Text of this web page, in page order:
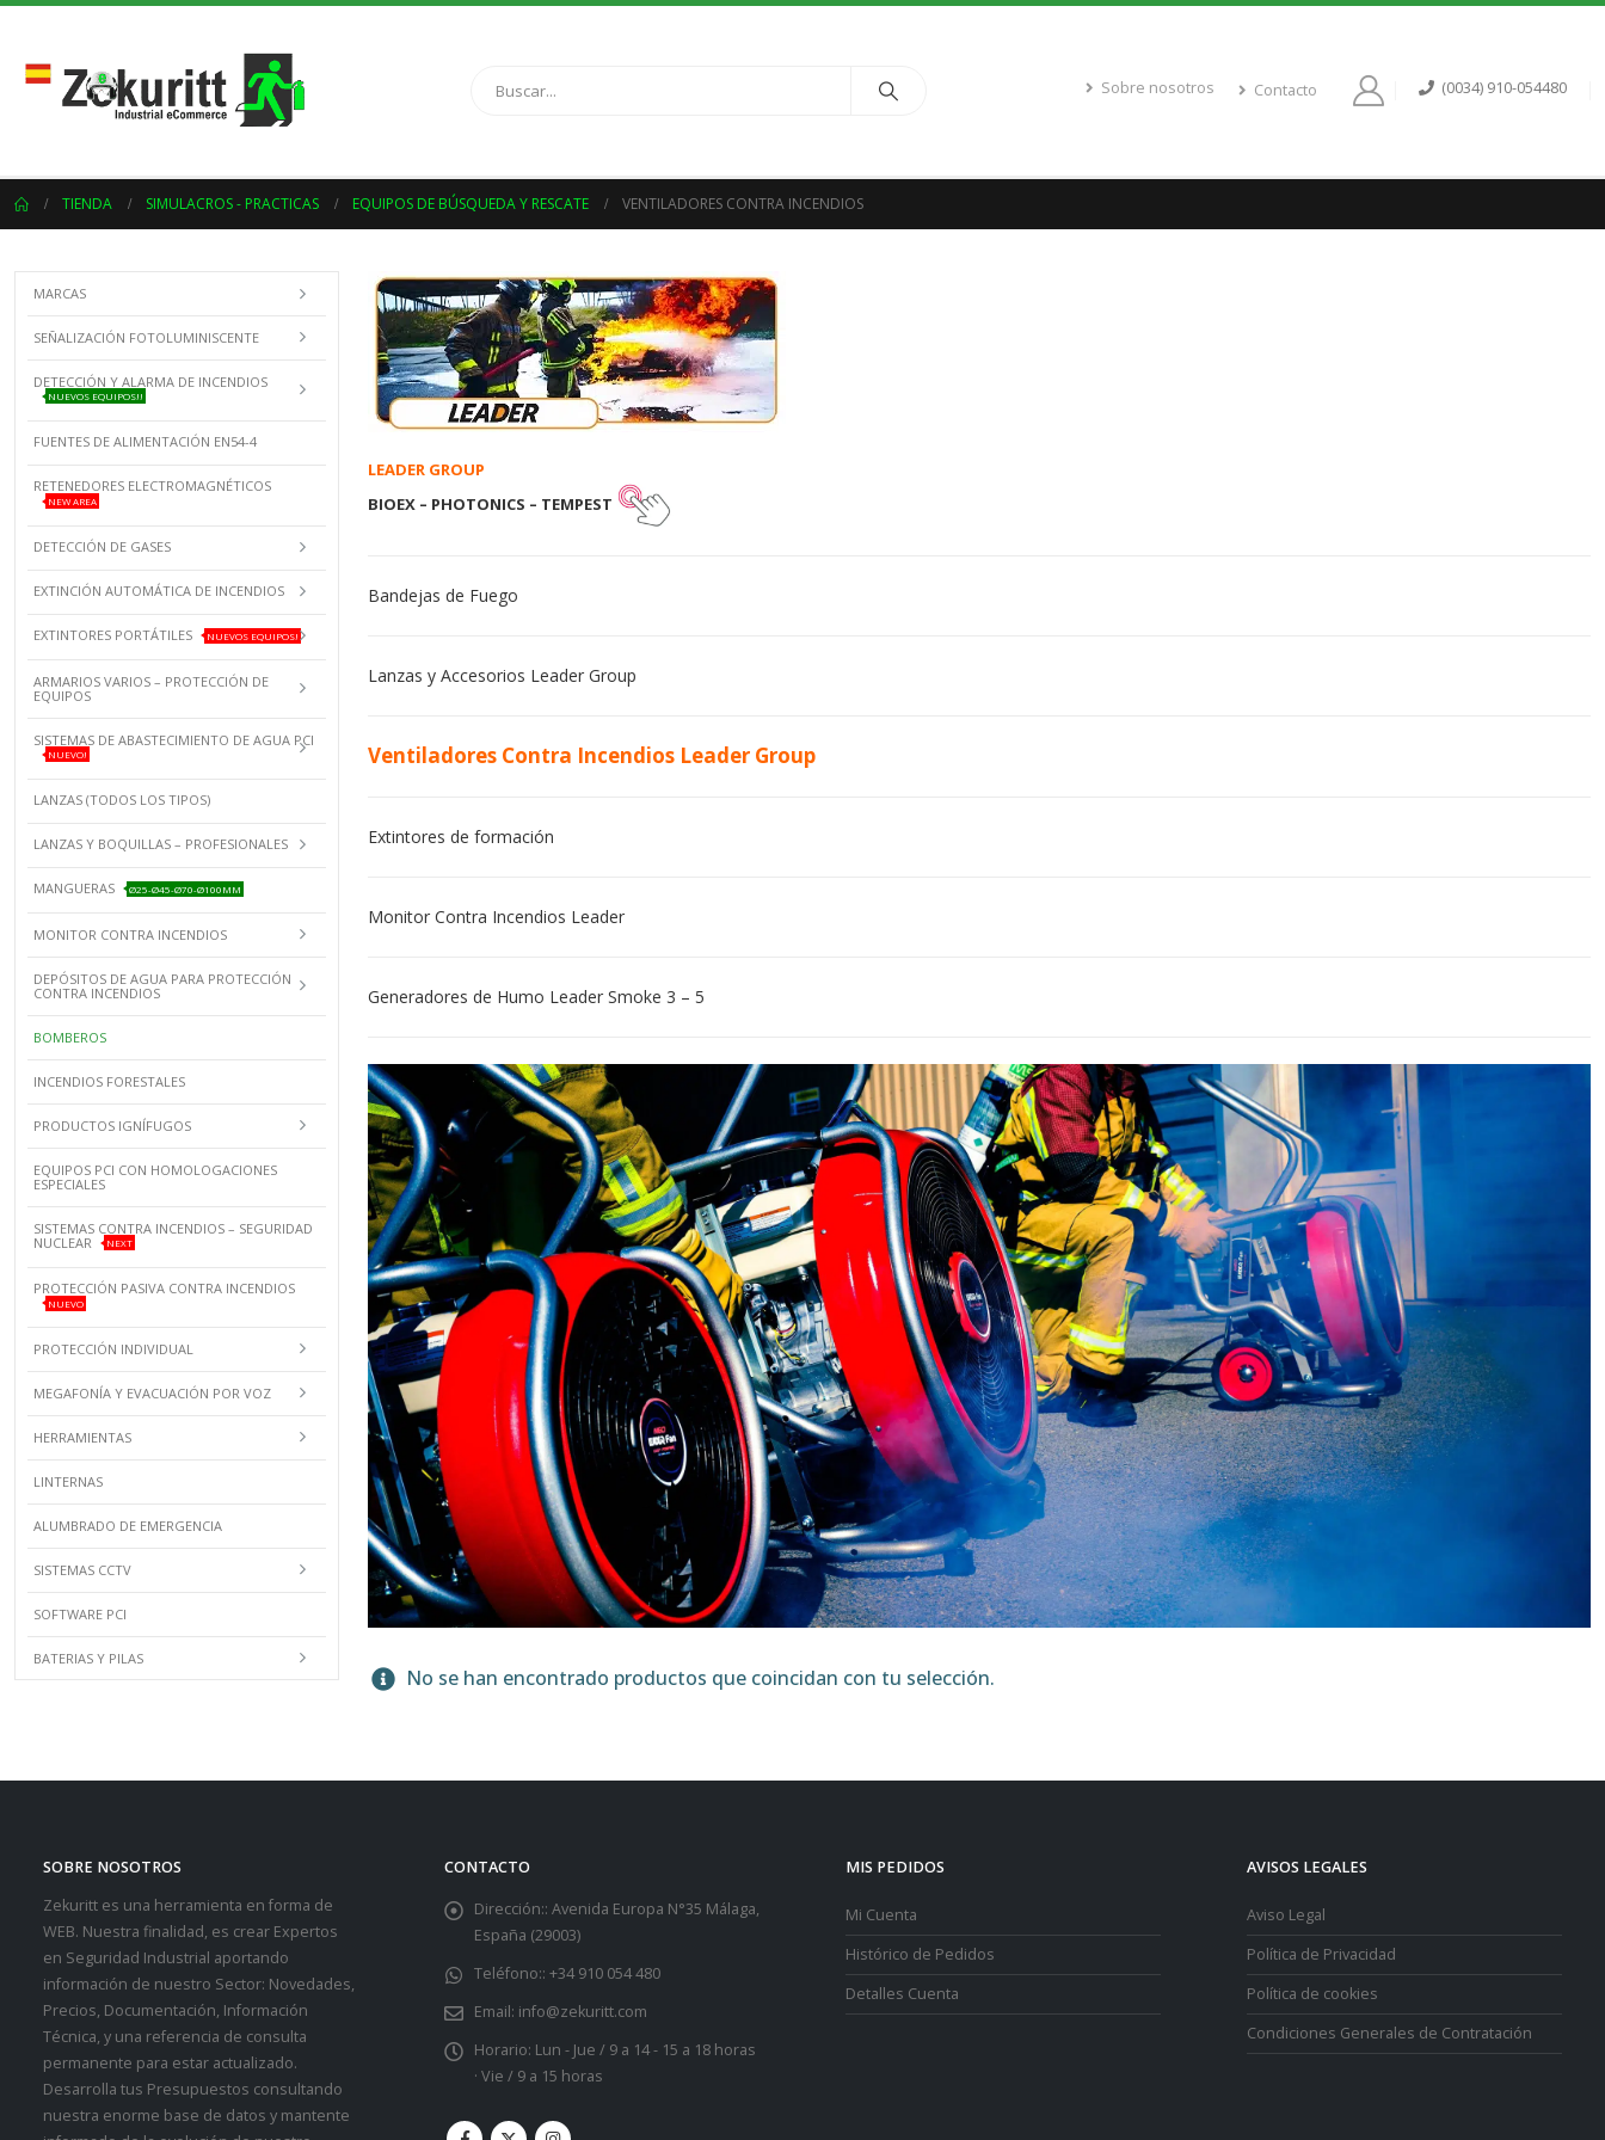
Sobre nosotros Contacto (0034) 910-054480
TIENDA SIMULACROS - PRACTICAS EQUIPOS DE BÚSQUEDA Y RESCATE VENTILADORES CONTRA INCENDIOS
LEADER GROUP
BIOEX – PHOTONICS – TEMPEST
Bandejas de Fuego
Lanzas y Accesorios Leader Group
Ventiladores Contra Incendios Leader Group
Extintores de formación
Monitor Contra Incendios Leader
Generadores de Humo Leader Smoke 3 – 5
No se han encontrado productos que coincidan con tu selección.
MARCAS
SEÑALIZACIÓN FOTOLUMINISCENTE
DETECCIÓN Y ALARMA DE INCENDIOS
NUEVOS EQUIPOS!!
FUENTES DE ALIMENTACIÓN EN54-4
RETENEDORES ELECTROMAGNÉTICOS
NEW AREA
DETECCIÓN DE GASES
EXTINCIÓN AUTOMÁTICA DE INCENDIOS
EXTINTORES PORTÁTILES NUEVOS EQUIPOS!
ARMARIOS VARIOS – PROTECCIÓN DE
EQUIPOS
SISTEMAS DE ABASTECIMIENTO DE AGUA PCI
NUEVO!
LANZAS (TODOS LOS TIPOS)
LANZAS Y BOQUILLAS – PROFESIONALES
MANGUERAS Ø25-Ø45-Ø70-Ø100MM
MONITOR CONTRA INCENDIOS
DEPÓSITOS DE AGUA PARA PROTECCIÓN
CONTRA INCENDIOS
BOMBEROS
INCENDIOS FORESTALES
PRODUCTOS IGNÍFUGOS
EQUIPOS PCI CON HOMOLOGACIONES
ESPECIALES
SISTEMAS CONTRA INCENDIOS – SEGURIDAD
NUCLEAR
NEXT
PROTECCIÓN PASIVA CONTRA INCENDIOS
NUEVO
PROTECCIÓN INDIVIDUAL
MEGAFONÍA Y EVACUACIÓN POR VOZ
HERRAMIENTAS
LINTERNAS
ALUMBRADO DE EMERGENCIA
SISTEMAS CCTV
SOFTWARE PCI
BATERIAS Y PILAS
SOBRE NOSOTROS
Zekuritt es una herramienta en forma de
WEB. Nuestra finalidad, es crear Expertos
en Seguridad Industrial aportando
información de nuestro Sector: Novedades,
Precios, Documentación, Información
Técnica, y una referencia de consulta
permanente para estar actualizado.
Desarrolla tus Presupuestos consultando
nuestra enorme base de datos y mantente
CONTACTO
Dirección:: Avenida Europa N°35 Málaga,
España (29003)
Teléfono:: +34 910 054 480
Email: info@zekuritt.com
Horario: Lun - Jue / 9 a 14 - 15 a 18 horas
· Vie / 9 a 15 horas
MIS PEDIDOS
Mi Cuenta
Histórico de Pedidos
Detalles Cuenta
AVISOS LEGALES
Aviso Legal
Política de Privacidad
Política de cookies
Condiciones Generales de Contratación